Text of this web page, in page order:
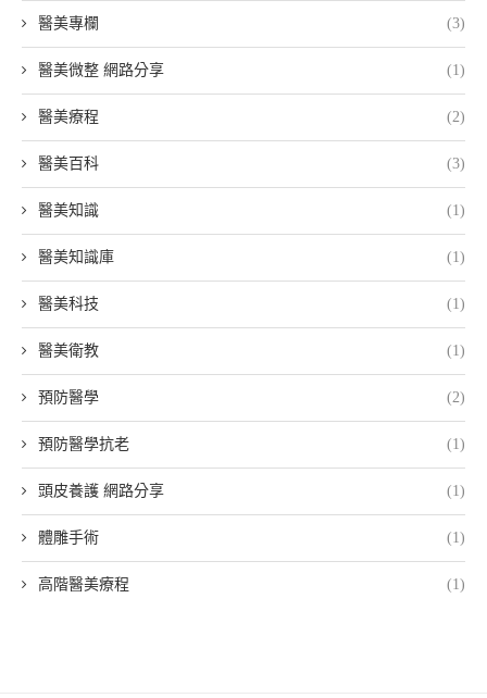
醫美專欄 (3)
醫美微整 網路分享 (1)
醫美療程 (2)
醫美百科 (3)
醫美知識 (1)
醫美知識庫 (1)
醫美科技 (1)
醫美衛教 (1)
預防醫學 (2)
預防醫學抗老 (1)
頭皮養護 網路分享 (1)
體雕手術 (1)
高階醫美療程 (1)